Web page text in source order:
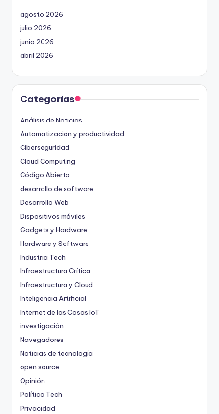
agosto 2026
julio 2026
junio 2026
abril 2026
Categorías
Análisis de Noticias
Automatización y productividad
Ciberseguridad
Cloud Computing
Código Abierto
desarrollo de software
Desarrollo Web
Dispositivos móviles
Gadgets y Hardware
Hardware y Software
Industria Tech
Infraestructura Crítica
Infraestructura y Cloud
Inteligencia Artificial
Internet de las Cosas IoT
investigación
Navegadores
Noticias de tecnología
open source
Opinión
Política Tech
Privacidad